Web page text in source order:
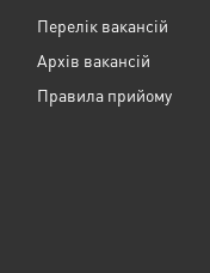
Перелік вакансій
Архів вакансій
Правила прийому